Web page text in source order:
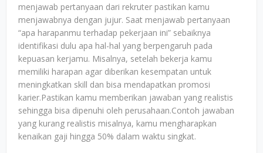
menjawab pertanyaan dari rekruter pastikan kamu
menjawabnya dengan jujur. Saat menjawab pertanyaan
“apa harapanmu terhadap pekerjaan ini” sebaiknya
identifikasi dulu apa hal-hal yang berpengaruh pada
kepuasan kerjamu. Misalnya, setelah bekerja kamu
memiliki harapan agar diberikan kesempatan untuk
meningkatkan skill dan bisa mendapatkan promosi
karier.Pastikan kamu memberikan jawaban yang realistis
sehingga bisa dipenuhi oleh perusahaan.Contoh jawaban
yang kurang realistis misalnya, kamu mengharapkan
kenaikan gaji hingga 50% dalam waktu singkat.